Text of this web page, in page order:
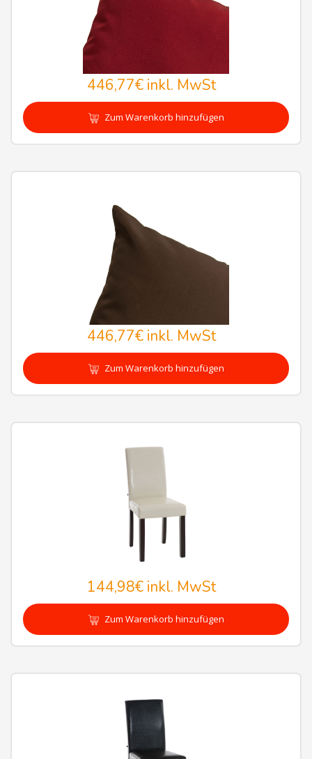
446,77€inkl. MwSt
Zum Warenkorb hinzufügen
446,77€inkl. MwSt
Zum Warenkorb hinzufügen
144,98€inkl. MwSt
Zum Warenkorb hinzufügen